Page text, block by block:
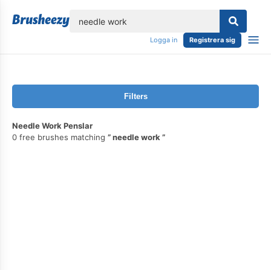
Logga in Registrera sig
Filters
Needle Work Penslar
0 free brushes matching
needle work